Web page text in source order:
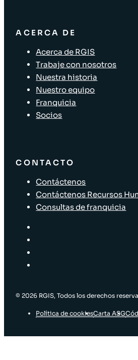
ACERCA DE
Acerca de RGIS
Trabaje con nosotros
Nuestra historia
Nuestro equipo
Franquicia
Socios
CONTACTO
Contáctenos
Contáctenos Recursos
Consultas de franquicia
© 2026 RGIS, Todos los derechos
Política de cookiesCarta ASG